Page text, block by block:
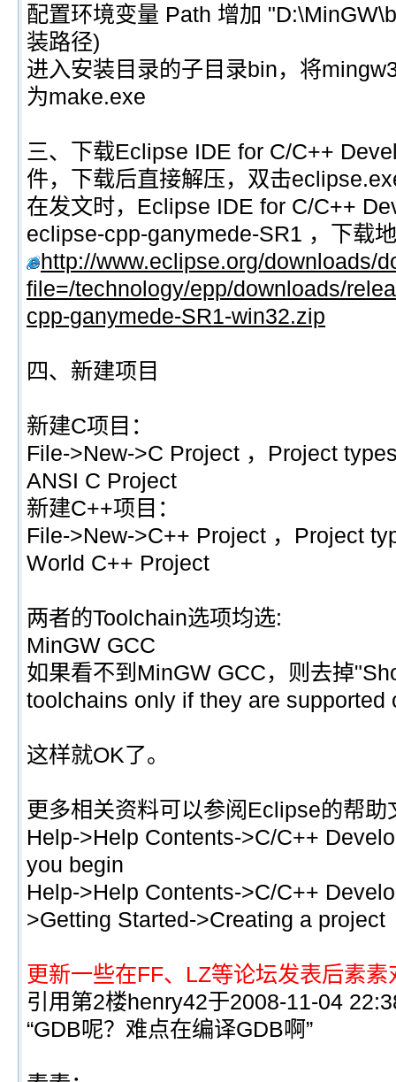
配置环境变量 Path 增加
装路径)
进入安装目录的子目录bin，将
为make.exe
三、下载Eclipse IDE for C/C++
件，下载后直接解压，双击
在发文时，Eclipse IDE for C/C++
eclipse-cpp-ganymede-SR1 ，下载
http://www.eclipse.org/downloads/
file=/technology/epp/downloads/
cpp-ganymede-SR1-win32.zip
四、新建项目
新建C项目：
File->New->C Project ，Project
ANSI C Project
新建C++项目：
File->New->C++ Project ，Project
World C++ Project
两者的Toolchain选项均选:
MinGW GCC
如果看不到MinGW GCC，则去掉
toolchains only if they are supported
这样就OK了。
更多相关资料可以参阅Eclipse的帮助
Help->Help Contents->C/C++
you begin
Help->Help Contents->C/C++
>Getting Started->Creating a project
更新一些在FF、LZ等论坛发表后素
引用第2楼henry42于2008-11-04
“GDB呢？难点在编译GDB啊”